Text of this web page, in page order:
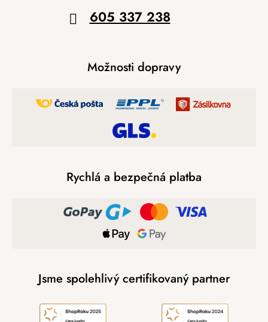
605 337 238
Možnosti dopravy
Rychlá a bezpečná platba
Jsme spolehlivý certifikovaný partner